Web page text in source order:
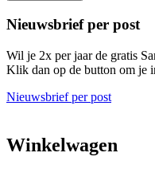
Nieuwsbrief per post
Wil je 2x per jaar de gratis
Klik dan op de button om je
Nieuwsbrief per post
Winkelwagen